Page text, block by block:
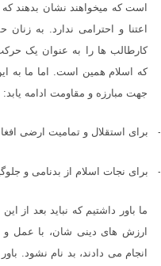
است که میخواهند نشان بدهند
اعتنا و احترامی ندارد. به
کارطالب ها را به عنوان یک
که اسلام همین است. اما ما به
جهت مبارزه و مقاومت ادامه یابد:
برای استقلال و تمامیت ارضی
برای نجات اسلام از بدنامی و
ما باور داشتیم که نباید بعد از
ارزش های دینی شان، با عمل
انجام می دادند، بد نام نشود.